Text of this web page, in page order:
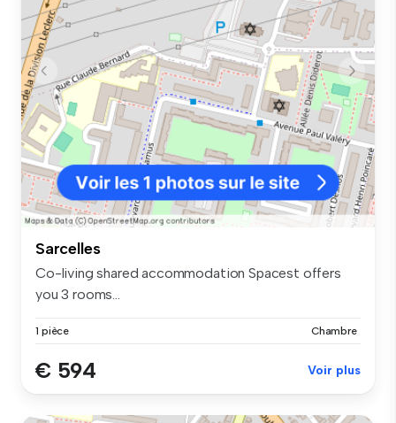
Sarcelles
Co-living shared accommodation Spacest offers
you 3 rooms...
1 pièce Chambre
€ 594 Voir plus